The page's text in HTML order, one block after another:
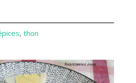
, thon